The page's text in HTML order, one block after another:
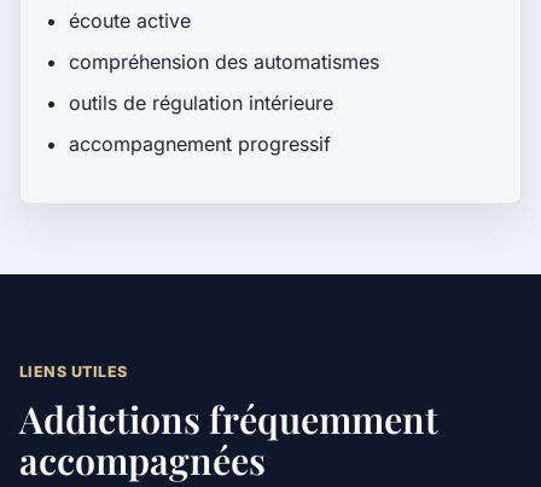
écoute active
compréhension des automatismes
outils de régulation intérieure
accompagnement progressif
LIENS UTILES
Addictions fréquemment
accompagnées